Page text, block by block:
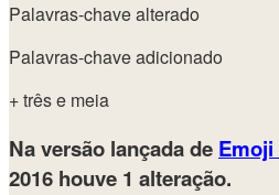
Palavras-chave alterado
Palavras-chave adicionado
+ três e meia
Na versão lançada de Emoji
2016 houve 1 alteração.